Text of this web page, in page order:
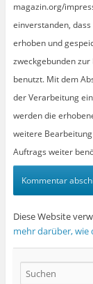
magazin.org/
einverstanden,
erhoben und
zweckgebunden
benutzt. Mit dem
der Verarbeitung
werden die
weitere
Auftrags weiter
Diese Website
mehr darüber,